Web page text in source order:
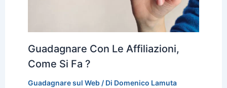
Guadagnare Con Le Affiliazioni,
Come Si Fa ?
Guadagnare sul Web/ Di Domenico Lamuta